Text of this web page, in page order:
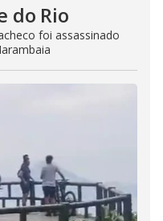
do Rio
foi assassinado